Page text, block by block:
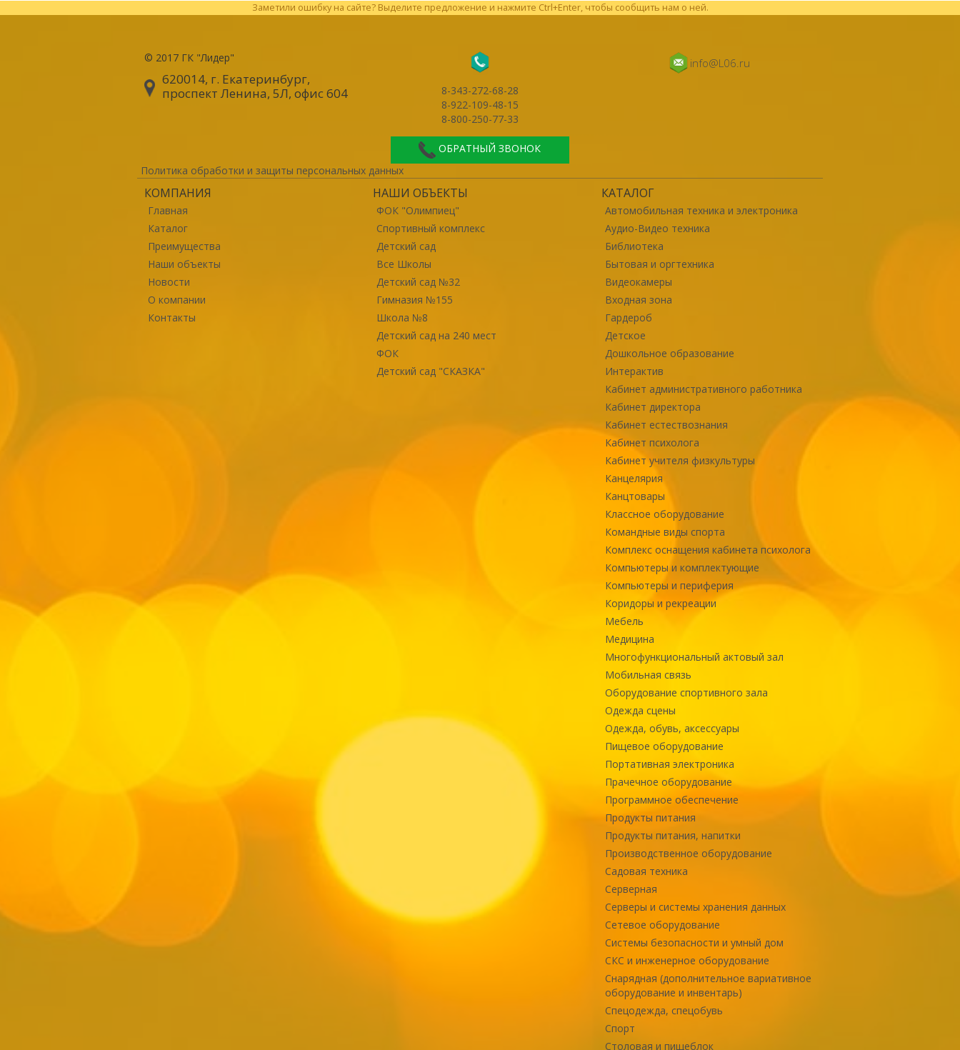
Заметили ошибку на сайте? Выделите предложение и нажмите Ctrl+Enter, чтобы сообщить нам о ней.
© 2017 ГК "Лидер"
620014, г. Екатеринбург,
проспект Ленина, 5Л, офис 604
8-343-272-68-28
8-922-109-48-15
8-800-250-77-33
ОБРАТНЫЙ ЗВОНОК
info@L06.ru
Политика обработки и защиты персональных данных
КОМПАНИЯ
Главная
Каталог
Преимущества
Наши объекты
Новости
О компании
Контакты
НАШИ ОБЪЕКТЫ
ФОК "Олимпиец"
Спортивный комплекс
Детский сад
Все Школы
Детский сад №32
Гимназия №155
Школа №8
Детский сад на 240 мест
ФОК
Детский сад "СКАЗКА"
КАТАЛОГ
Автомобильная техника и электроника
Аудио-Видео техника
Библиотека
Бытовая и оргтехника
Видеокамеры
Входная зона
Гардероб
Детское
Дошкольное образование
Интерактив
Кабинет административного работника
Кабинет директора
Кабинет естествознания
Кабинет психолога
Кабинет учителя физкультуры
Канцелярия
Канцтовары
Классное оборудование
Командные виды спорта
Комплекс оснащения кабинета психолога
Компьютеры и комплектующие
Компьютеры и периферия
Коридоры и рекреации
Мебель
Медицина
Многофункциональный актовый зал
Мобильная связь
Оборудование спортивного зала
Одежда сцены
Одежда, обувь, аксессуары
Пищевое оборудование
Портативная электроника
Прачечное оборудование
Программное обеспечение
Продукты питания
Продукты питания, напитки
Производственное оборудование
Садовая техника
Серверная
Серверы и системы хранения данных
Сетевое оборудование
Системы безопасности и умный дом
СКС и инженерное оборудование
Снарядная (дополнительное вариативное
оборудование и инвентарь)
Спецодежда, спецобувь
Спорт
Столовая и пищеблок